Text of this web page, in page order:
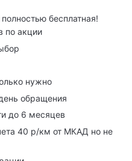
бесплатная!
по акции
нужно
обращения
до 6 месяцев
40 р/км от МКАД но не